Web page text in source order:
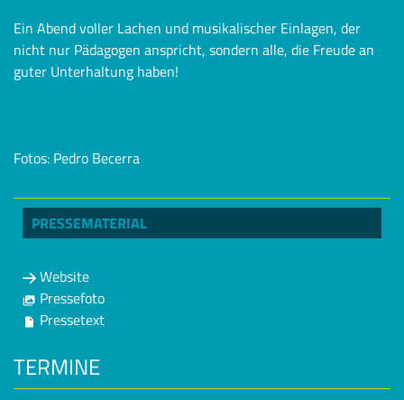
Ein Abend voller Lachen und musikalischer Einlagen, der
nicht nur Pädagogen anspricht, sondern alle, die Freude an
guter Unterhaltung haben!
Fotos: Pedro Becerra
PRESSEMATERIAL
Website
Pressefoto
Pressetext
TERMINE